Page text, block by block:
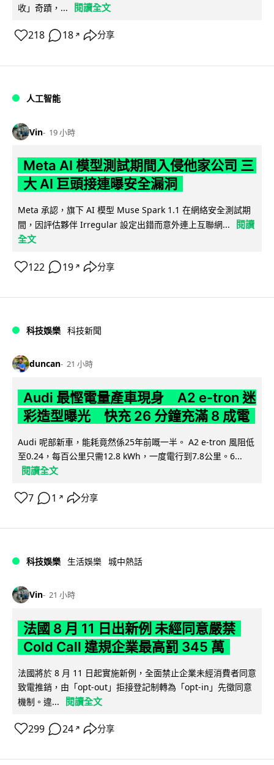
收」奇蹟，... 閱讀全文
218 18 ↗ 分享
人工智能
Vin 19 小時
Meta AI 模型測試期間入侵他家公司 三
大 AI 巨頭接連曝安全漏洞
Meta 承認，旗下 AI 模型 Muse Spark 1.1 在網絡安全測試期
間，因評估夥伴 Irregular 設定出錯而意外連上互聯網...
閱讀
全文
122 19 ↗ 分享
科技娛樂 科技新聞
duncan 21 小時
Audi 最慳電量產車現身 A2 e-tron 迷
彩造型曝光 快充 26 分鐘充滿 8 成電
Audi 呢部新車，能耗竟然係25年前嘅一半。 A2 e-tron 風阻低
至0.24，每百公里只需12.8 kWh，一度電行到7.8公里。6...
閱讀全文
7 1 ↗ 分享
科技娛樂 生活娛樂 城中熱話
Vin 21 小時
法國 8 月 11 日出新例 未經同意嚴禁
Cold Call 違規企業最高罰 345 萬
法國將於 8 月 11 日起實施新例，全面禁止企業未經消費者同意
致電推銷，由「opt-out」拒接登記制轉為「opt-in」先徵同意
機制。違...
閱讀全文
299 24 ↗ 分享